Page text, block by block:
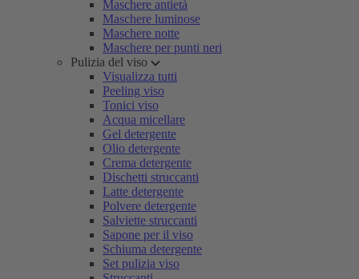
Maschere antietà
Maschere luminose
Maschere notte
Maschere per punti neri
Pulizia del viso
Visualizza tutti
Peeling viso
Tonici viso
Acqua micellare
Gel detergente
Olio detergente
Crema detergente
Dischetti struccanti
Latte detergente
Polvere detergente
Salviette struccanti
Sapone per il viso
Schiuma detergente
Set pulizia viso